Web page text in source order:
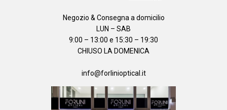
Negozio & Consegna a domicilio
LUN – SAB
9:00 – 13:00 e 15:30 – 19:30
CHIUSO LA DOMENICA
info@forlinioptical.it